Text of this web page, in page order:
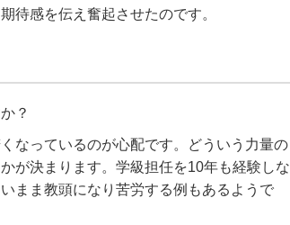
待感を伝え奮起させたのです。
？
なっているのが心配です。どういう力量の
が決まります。学級担任を10年も経験しな
まま教頭になり苦労する例もあるようで